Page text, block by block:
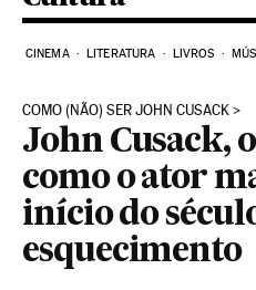
CINEMA LITERATURA LIVROS
COMO (NÃO) SER JOHN CUSACK
John Cusack,
como o ator
início do
esquecimento